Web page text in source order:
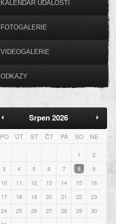
KALENDÁŘ UDÁLOSTÍ
FOTOGALERIE
VIDEOGALERIE
ODKAZY
Srpen 2026
PO ÚT ST ČT PÁ SO NE
1
2
3
4 5 6 7 8
9
10
11 12 13 14 15
16
17
18 19 20 21 22
23
24
25 26 27 28 29
30